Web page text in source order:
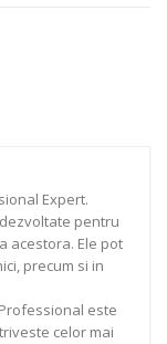
Expert.
pentru
acestora. Ele pot
precum si in
este
celor mai